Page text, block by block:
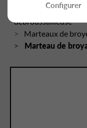
Pièces
débroussailleuse
Marteaux de
Marteau de
Configurer